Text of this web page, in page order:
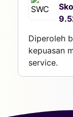
Diperoleh
kepuasan
service.